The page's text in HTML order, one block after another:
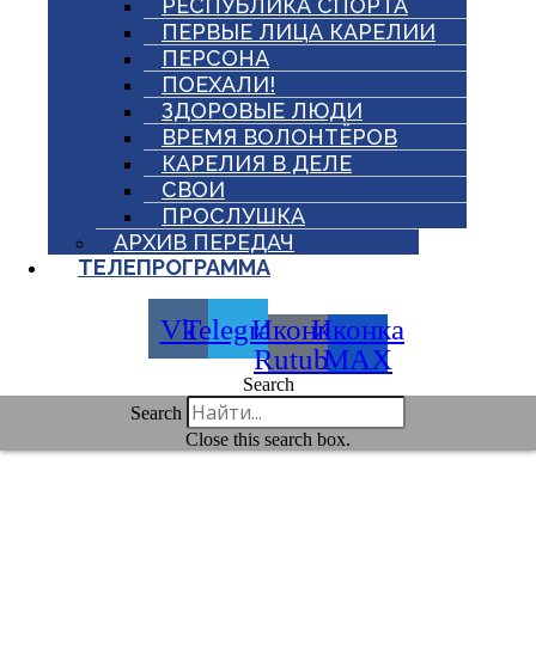
РЕСПУБЛИКА СПОРТА
ПЕРВЫЕ ЛИЦА КАРЕЛИИ
ПЕРСОНА
ПОЕХАЛИ!
ЗДОРОВЫЕ ЛЮДИ
ВРЕМЯ ВОЛОНТЁРОВ
КАРЕЛИЯ В ДЕЛЕ
СВОИ
ПРОСЛУШКА
АРХИВ ПЕРЕДАЧ
ТЕЛЕПРОГРАММА
VkTelegramИконка
Rutube
Иконка
MAX
Search
Search
Close this search box.